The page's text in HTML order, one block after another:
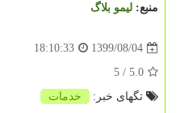
منبع: لیمو بلاگ
1399/08/04
18:10:33
5.0
/ 5
تگهای خبر:
خدمات